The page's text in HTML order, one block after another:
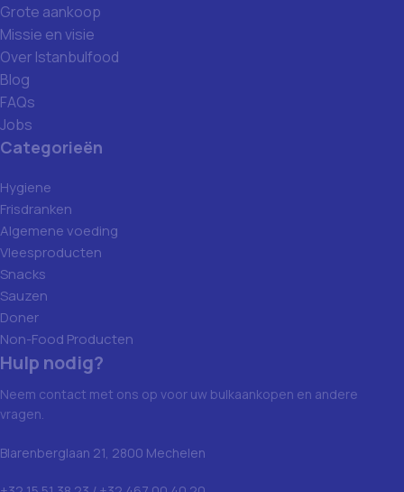
Grote aankoop
Missie en visie
Over Istanbulfood
Blog
FAQs
Jobs
Categorieën
Hygiene
Frisdranken
Algemene voeding
Vleesproducten
Snacks
Sauzen
Doner
Non-Food Producten
Hulp nodig?
Neem contact met ons op voor uw bulkaankopen en andere
vragen.
Blarenberglaan 21, 2800 Mechelen